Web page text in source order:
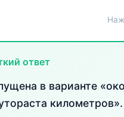
ответ
в варианте
километров».